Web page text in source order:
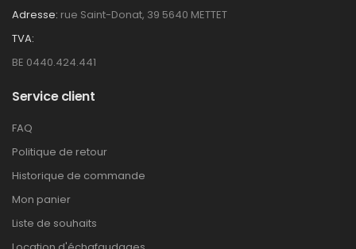
Adresse: rue Saint-Donat, 39 5640 METTET
TVA:
BE 0440.424.441
Service client
FAQ
Politique de retour
Historique de commande
Mon panier
Liste de souhaits